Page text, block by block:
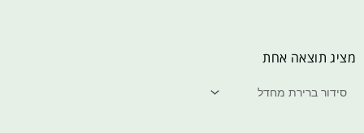
מציג תוצאה אחת